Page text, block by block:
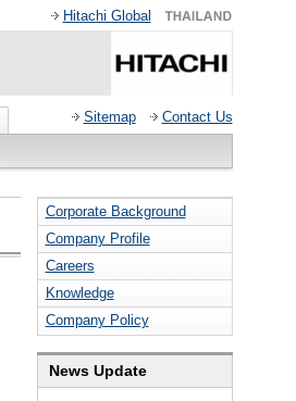
Hitachi Global
Sitemap Contact Us
Corporate Background
Company Profile
Careers
Knowledge
Company Policy
News Update